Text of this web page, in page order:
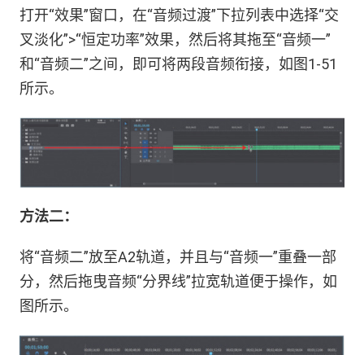
打开“效果”窗口，在“音频过渡”下拉列表中选择“交
叉淡化”>“恒定功率”效果，然后将其拖至“音频一”
和“音频二”之间，即可将两段音频衔接，如图1-51
所示。
方法二：
将“音频二”放至A2轨道，并且与“音频一”重叠一部
分，然后拖曳音频“分界线”拉宽轨道便于操作，如
图所示。